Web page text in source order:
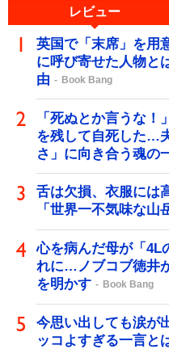
レビュー
英国で「末席」を用
に呼び寄せた人物
由
Book Bang
「死ぬとか言うな
を残して自死した…
さ」に向き合う魂の
舌は欠損、衣服には
「世界一不気味な山
心を病んだ母が「4L
れに…ノブコブ徳井
を明かす
Book Bang
今思い出しても涙が
ッコよすぎる一言